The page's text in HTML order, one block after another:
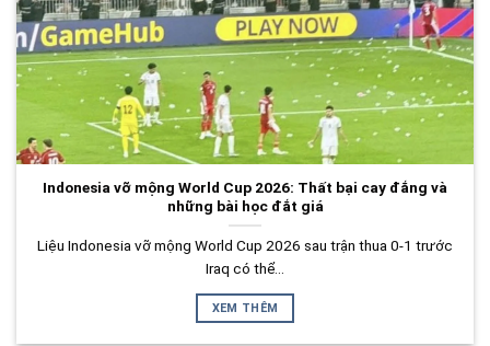
Indonesia vỡ mộng World Cup 2026: Thất bại cay đắng và
những bài học đắt giá
Liệu Indonesia vỡ mộng World Cup 2026 sau trận thua 0-1 trước
Iraq có thể...
XEM THÊM